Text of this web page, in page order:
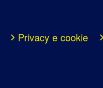
Privacy e cookie